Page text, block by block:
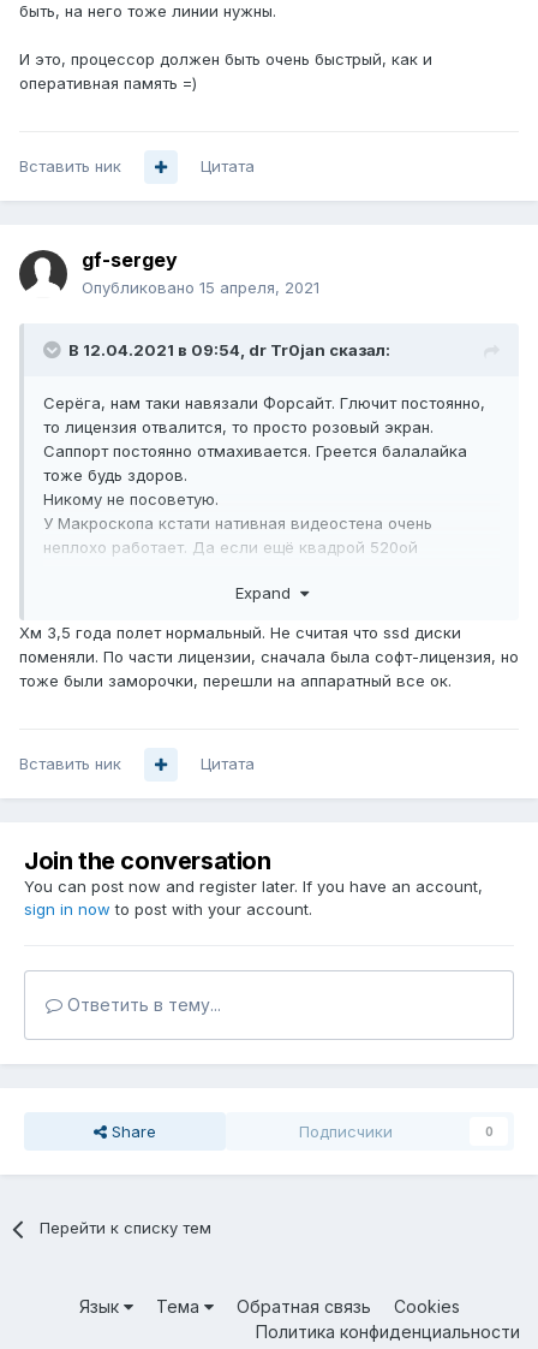
быть, на него тоже линии нужны.
И это, процессор должен быть очень быстрый, как и
оперативная память =)
Вставить ник Цитата
gf-sergey
Опубликовано 15 апреля, 2021
В 12.04.2021 в 09:54, dr Tr0jan сказал:
Серёга, нам таки навязали Форсайт. Глючит постоянно,
то лицензия отвалится, то просто розовый экран.
Саппорт постоянно отмахивается. Греется балалайка
тоже будь здоров.
Никому не посоветую.
У Макроскопа кстати нативная видеостена очень
неплохо работает. Да если ещё квадрой 520ой
Expand
Хм 3,5 года полет нормальный. Не считая что ssd диски
поменяли. По части лицензии, сначала была софт-лицензия, но
тоже были заморочки, перешли на аппаратный все ок.
Вставить ник Цитата
Join the conversation
You can post now and register later. If you have an account,
sign in now to post with your account.
Ответить в тему...
Share Подписчики 0
Перейти к списку тем
Язык Тема Обратная связь
Cookies
Политика конфиденциальности